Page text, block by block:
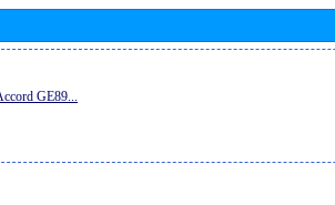
GE89...